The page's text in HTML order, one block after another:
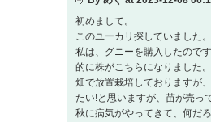
初めまして。
このユーカリ探していました。
私は、グニーを購入したので
的に株がこちらになりました。
畑で放置栽培しておりますが
たい!と思いますが、苗が売っ
秋に病気がやってきて、何だ